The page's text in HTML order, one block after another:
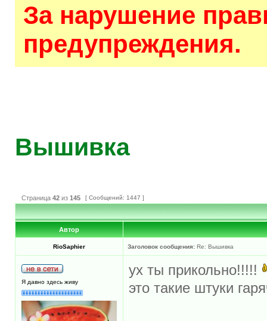
За нарушение
предупреждения.
Вышивка
Страница 42 из 145 [ Сообщений: 1447 ]
Автор
RioSaphier Заголовок сообщения: Re: Вышивка
Я давно здесь живу
ух ты прикольно!!!!!
это такие штуки